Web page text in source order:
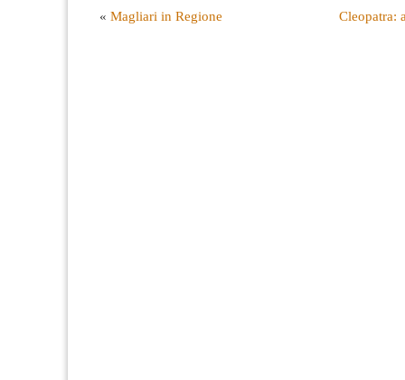
« Magliari in Regione Cleopatra: